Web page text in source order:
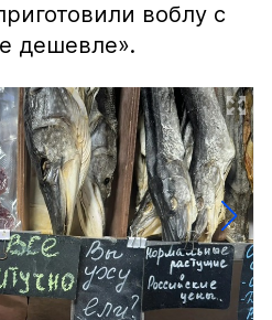
воблу с
дешевле».